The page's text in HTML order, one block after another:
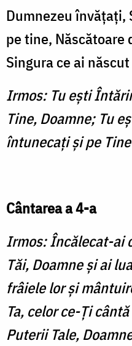
Dumnezeu învăţaţi,
pe tine, Născătoare
Singura ce ai
Irmos: Tu eşti
Tine, Doamne; Tu
întunecaţi şi pe
Cântarea a 4-a
Irmos: Încălecat-ai
Tăi, Doamne şi ai
frâiele lor şi
Ta, celor ce-Ţi
Puterii Tale,